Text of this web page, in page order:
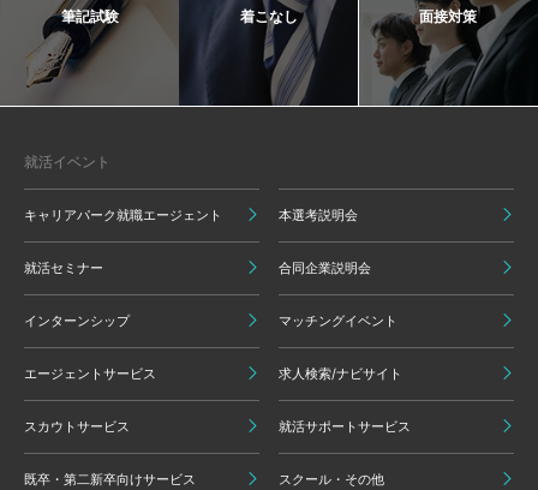
筆記試験 着こなし 面接対策
就活イベント
キャリアパーク就職エージェント 本選考説明会
就活セミナー 合同企業説明会
インターンシップ マッチングイベント
エージェントサービス 求人検索/ナビサイト
スカウトサービス 就活サポートサービス
既卒・第二新卒向けサービス スクール・その他